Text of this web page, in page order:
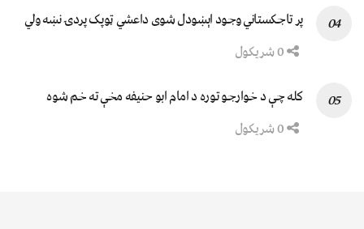
پر تاجکستاني وجود اېښودل شوی داعشي ټوپک پردۍ نښه ولي
کله چې د خوارجو توره د امام ابو حنیفه مخې ته خم شوه